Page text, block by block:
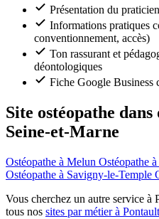
Présentation du
Informations pratiques
conventionnement, accès)
Ton rassurant et
déontologiques
Fiche Google Business
Site ostéopathe
Seine-et-Marne
Ostéopathe à Melun Ostéopathe
Ostéopathe à Savigny-le-Temple
Vous cherchez un autre service
tous nos sites par métier à